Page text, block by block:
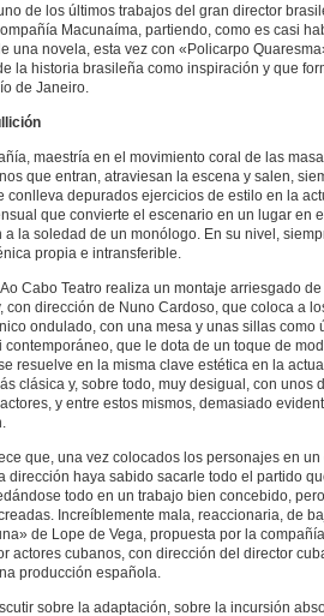
de los últimos trabajos del gran director
Macunaíma, partiendo, como es casi
una novela, esta vez con «Policarpo
la historia brasileña como inspiración y que
de Janeiro.
maestría en el movimiento coral de las
que entran, atraviesan la escena y salen,
conlleva depurados ejercicios de estilo en la
que convierte el escenario en un lugar en
a la soledad de un monólogo. En su nivel,
propia e intransferible.
Cabo Teatro realiza un montaje arriesgado
con dirección de Nuno Cardoso, que coloca a
ondulado, con una mesa y unas sillas como
contemporáneo, que le dota de un toque de
resuelve en la misma clave estética en la
clásica y, sobre todo, muy desigual, con unos
y entre estos mismos, demasiado
que, una vez colocados los personajes en un
dirección haya sabido sacarle todo el partido
todo en un trabajo bien concebido,
Increíblemente mala, reaccionaria, de
de Lope de Vega, propuesta por la
actores cubanos, con dirección del director
producción española.
sobre la adaptación, sobre la incursión